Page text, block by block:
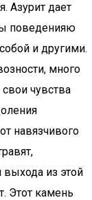
Азурит дает
поведенияю
и другими.
много
чувства
навязчивого
из этой
Этот камень